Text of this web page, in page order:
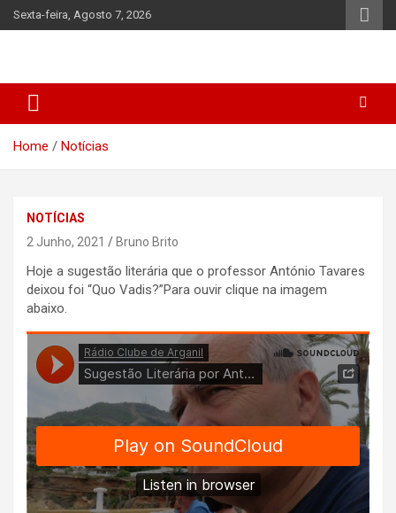
Skip
to
Sexta-feira, Agosto 7, 2026
Home Notícias
NOTÍCIAS
2 Junho, 2021
Bruno Brito
Hoje a sugestão literária que o professor António Tavares
deixou foi “Quo Vadis?”Para ouvir clique na imagem
abaixo.